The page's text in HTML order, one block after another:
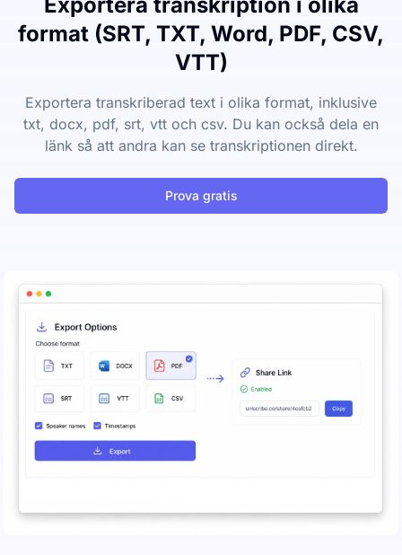
format (SRT, TXT, Word, PDF, CSV,
VTT)
Exportera transkriberad text i olika format, inklusive
txt, docx, pdf, srt, vtt och csv. Du kan också dela en
länk så att andra kan se transkriptionen direkt.
Prova gratis